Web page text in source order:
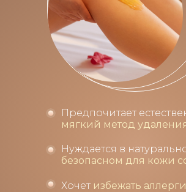
Предпочитает
мягкий метод
Нуждается в
безопасном для кожи
Хочет избежать